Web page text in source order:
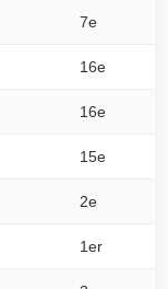
7e
16e
16e
15e
2e
1er